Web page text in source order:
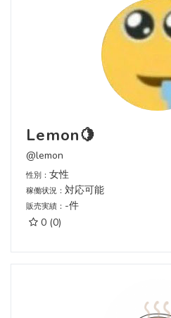
Lemon🍋
@lemon
性別： 女性
稼働状況： 対応可能
販売実績： -件
0 (0)